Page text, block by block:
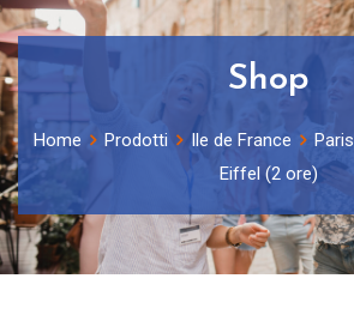
Shop
Home Prodotti Ile de France Paris
Eiffel (2 ore)